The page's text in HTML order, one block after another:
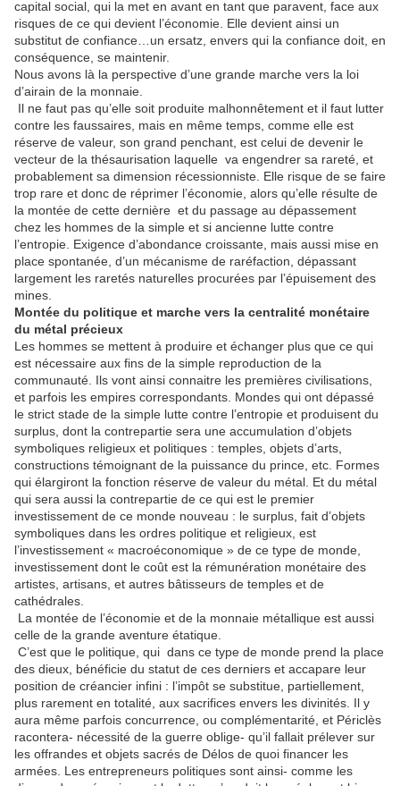
capital social, qui la met en avant en tant que paravent, face aux
risques de ce qui devient l’économie. Elle devient ainsi un
substitut de confiance…un ersatz, envers qui la confiance doit, en
conséquence, se maintenir.
Nous avons là la perspective d’une grande marche vers la loi
d’airain de la monnaie.
Il ne faut pas qu’elle soit produite malhonnêtement et il faut lutter
contre les faussaires, mais en même temps, comme elle est
réserve de valeur, son grand penchant, est celui de devenir le
vecteur de la thésaurisation laquelle va engendrer sa rareté, et
probablement sa dimension récessionniste. Elle risque de se faire
trop rare et donc de réprimer l’économie, alors qu’elle résulte de
la montée de cette dernière et du passage au dépassement
chez les hommes de la simple et si ancienne lutte contre
l’entropie. Exigence d’abondance croissante, mais aussi mise en
place spontanée, d’un mécanisme de raréfaction, dépassant
largement les raretés naturelles procurées par l’épuisement des
mines.
Montée du politique et marche vers la centralité monétaire
du métal précieux
Les hommes se mettent à produire et échanger plus que ce qui
est nécessaire aux fins de la simple reproduction de la
communauté. Ils vont ainsi connaitre les premières civilisations,
et parfois les empires correspondants. Mondes qui ont dépassé
le strict stade de la simple lutte contre l’entropie et produisent du
surplus, dont la contrepartie sera une accumulation d’objets
symboliques religieux et politiques : temples, objets d’arts,
constructions témoignant de la puissance du prince, etc. Formes
qui élargiront la fonction réserve de valeur du métal. Et du métal
qui sera aussi la contrepartie de ce qui est le premier
investissement de ce monde nouveau : le surplus, fait d’objets
symboliques dans les ordres politique et religieux, est
l’investissement « macroéconomique » de ce type de monde,
investissement dont le coût est la rémunération monétaire des
artistes, artisans, et autres bâtisseurs de temples et de
cathédrales.
La montée de l’économie et de la monnaie métallique est aussi
celle de la grande aventure étatique.
C’est que le politique, qui dans ce type de monde prend la place
des dieux, bénéficie du statut de ces derniers et accapare leur
position de créancier infini : l’impôt se substitue, partiellement,
plus rarement en totalité, aux sacrifices envers les divinités. Il y
aura même parfois concurrence, ou complémentarité, et Périclès
racontera- nécessité de la guerre oblige- qu’il fallait prélever sur
les offrandes et objets sacrés de Délos de quoi financer les
armées. Les entrepreneurs politiques sont ainsi- comme les